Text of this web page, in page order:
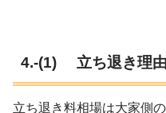
4.-(1) 立ち退き理
立ち退き料相場は大家側